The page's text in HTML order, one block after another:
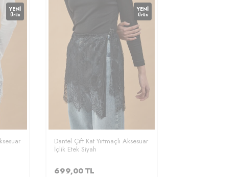
YENI
Ürün
YENI
Ürün
Dantel Çift Kat Yırtmaçlı Aksesuar
İçlik Etek Siyah
699,00 TL